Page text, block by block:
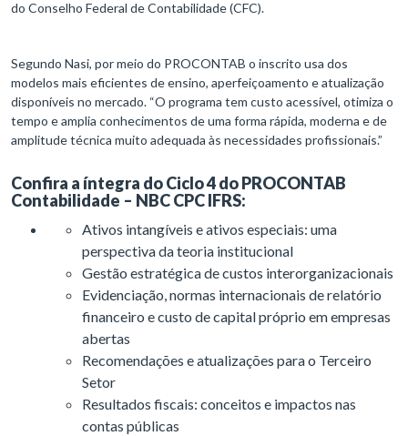
do Conselho Federal de Contabilidade (CFC).
Segundo Nasi, por meio do PROCONTAB o inscrito usa dos
modelos mais eficientes de ensino, aperfeiçoamento e atualização
disponíveis no mercado. “O programa tem custo acessível, otimiza o
tempo e amplia conhecimentos de uma forma rápida, moderna e de
amplitude técnica muito adequada às necessidades profissionais.”
Confira a íntegra do Ciclo 4 do PROCONTAB
Contabilidade – NBC CPC IFRS:
Ativos intangíveis e ativos especiais: uma
perspectiva da teoria institucional
Gestão estratégica de custos interorganizacionais
Evidenciação, normas internacionais de relatório
financeiro e custo de capital próprio em empresas
abertas
Recomendações e atualizações para o Terceiro
Setor
Resultados fiscais: conceitos e impactos nas
contas públicas